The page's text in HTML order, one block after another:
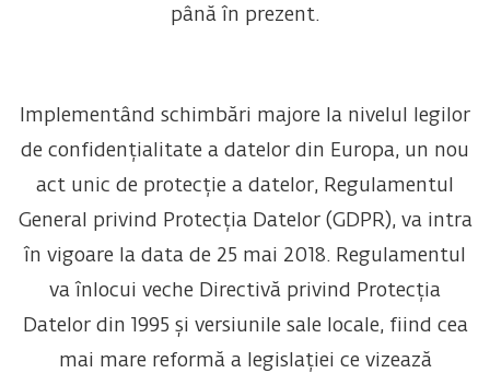
până în prezent.
Implementând schimbări majore la nivelul legilor
de confidențialitate a datelor din Europa, un nou
act unic de protecție a datelor, Regulamentul
General privind Protecția Datelor (GDPR), va intra
în vigoare la data de 25 mai 2018. Regulamentul
va înlocui veche Directivă privind Protecția
Datelor din 1995 și versiunile sale locale, fiind cea
mai mare reformă a legislației ce vizează